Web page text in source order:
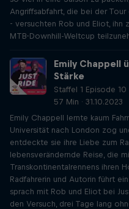
Angriffsabfahrt, die bei der
- versuchten Rob und Eliot, ihn
MTB-Downhill-Weltcup
Emily Chappell
Stärke
Staffel 1 Episode 10
57 Min · 31.10.2023
Emily Chappell lernte kaum
Universität nach London zog
entdeckte sie ihre Liebe zum
lebensverändernde Reise, die
Transkontinentalrennens ihren
Radfahrerin und Autorin führt
sprach mit Rob und Eliot bei
den Versuch, drei Tage lang